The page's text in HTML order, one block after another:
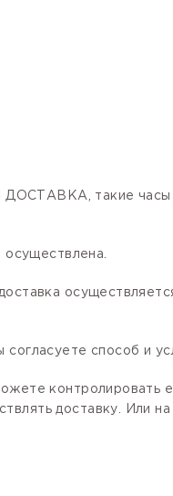
такие часы
осуществлена.
способ и
контролировать
доставку. Или на